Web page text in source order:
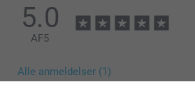
Hvad er de nøjagtige størrelser på
sammensætning?
5.0
AF5
Alle anmeldelser (1)